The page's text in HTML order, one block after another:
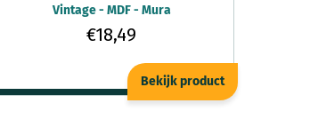
Vintage - MDF - Mura
€18,49
Bekijk product